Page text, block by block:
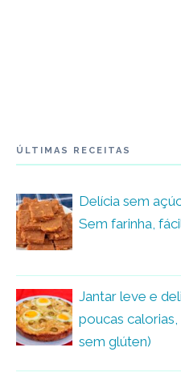
ÚLTIMAS RECEITAS
Delícia sem
Sem farinha,
Jantar leve e
poucas
sem glúten)